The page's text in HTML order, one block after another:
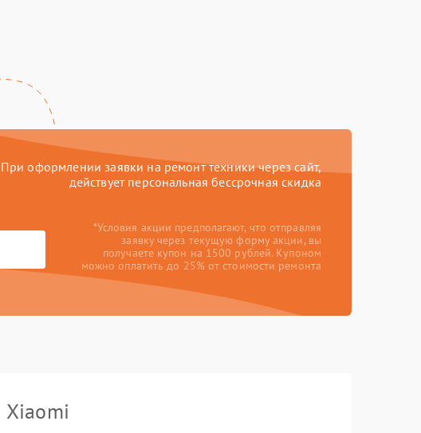
При оформлении заявки на ремонт техники через сайт,
действует персональная бессрочная скидка
*Условия акции предполагают, что отправляя
заявку через текущую форму акции, вы
получаете купон на 1500 рублей. Купоном
можно оплатить до 25% от стоимости ремонта
Xiaomi